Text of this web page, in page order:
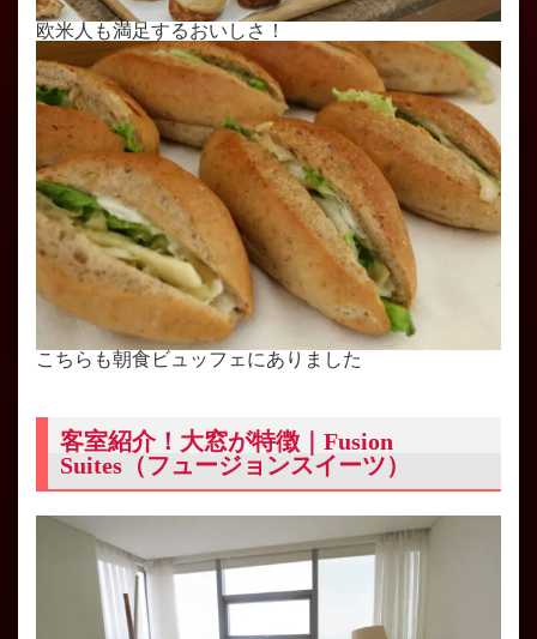
欧米人も満足するおいしさ！
こちらも朝食ビュッフェにありました
客室紹介！大窓が特徴｜Fusion
Suites（フュージョンスイーツ）